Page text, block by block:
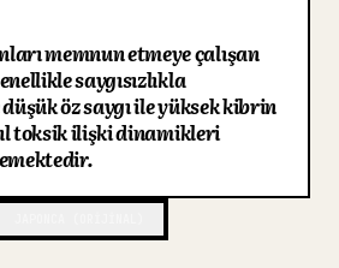
memnun etmeye çalışan
saygısızlıkla
düşük öz saygı ile yüksek kibrin
toksik ilişki dinamikleri